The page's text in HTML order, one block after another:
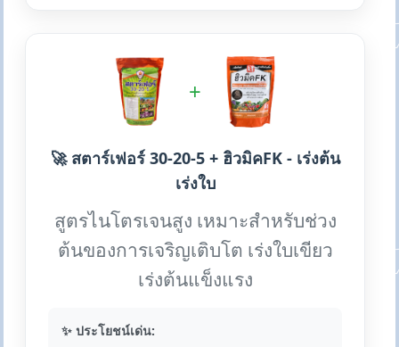
+
🚀 สตาร์เฟอร์ 30-20-5 + ฮิวมิคFK - เร่งต้น
เร่งใบ
สูตรไนโตรเจนสูง เหมาะสำหรับช่วง
ต้นของการเจริญเติบโต เร่งใบเขียว
เร่งต้นแข็งแรง
✨ ประโยชน์เด่น: